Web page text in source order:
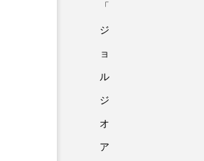
「
ジ
ョ
ル
ジ
オ
ア